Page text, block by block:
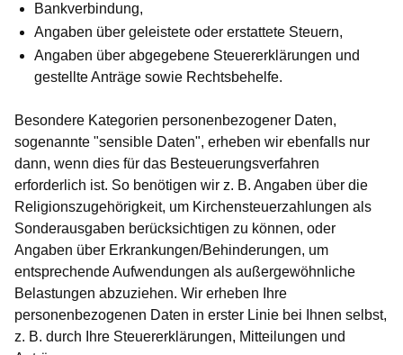
Bankverbindung,
Angaben über geleistete oder erstattete Steuern,
Angaben über abgegebene Steuererklärungen und
gestellte Anträge sowie Rechtsbehelfe.
Besondere Kategorien personenbezogener Daten,
sogenannte "sensible Daten", erheben wir ebenfalls nur
dann, wenn dies für das Besteuerungsverfahren
erforderlich ist. So benötigen wir z. B. Angaben über die
Religionszugehörigkeit, um Kirchensteuerzahlungen als
Sonderausgaben berücksichtigen zu können, oder
Angaben über Erkrankungen/Behinderungen, um
entsprechende Aufwendungen als außergewöhnliche
Belastungen abzuziehen. Wir erheben Ihre
personenbezogenen Daten in erster Linie bei Ihnen selbst,
z. B. durch Ihre Steuererklärungen, Mitteilungen und